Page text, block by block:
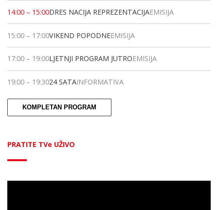
14:00 – 15:00DRES NACIJA REPREZENTACIJAEMISIJA
15:00 – 17:00VIKEND POPODNEEMISIJA
17:00 – 19:00LJETNJI PROGRAM JUTROEMISIJA
19:00 – 19:3024 SATAINFORMATIVA
KOMPLETAN PROGRAM
PRATITE TVe UŽIVO